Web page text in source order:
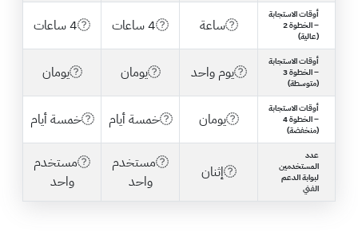
أوقات الاستجابة
– الخطوة 2
(عالية)
ساعة 4 ساعات 4 ساعات
أوقات الاستجابة
– الخطوة 3
(متوسطة)
يوم واحد يومان يومان
أوقات الاستجابة
– الخطوة 4
(منخفضة)
يومان خمسة أيام خمسة أيام
عدد
المستخدمين
لبوابة الدعم
الفني
إثنان
مستخدم
واحد
مستخدم
واحد